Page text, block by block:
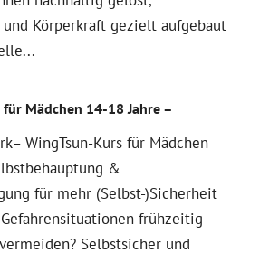
Körperkraft gezielt aufgebaut
Mädchen 14-18 Jahre –
WingTsun-Kurs für Mädchen
&
für mehr (Selbst-)Sicherheit
frühzeitig
Selbstsicher und